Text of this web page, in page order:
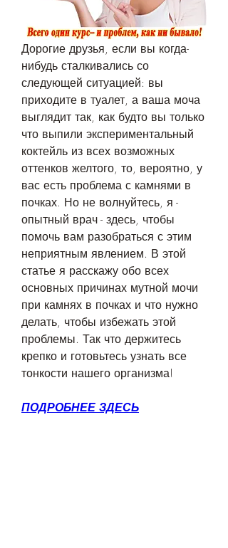
Дорогие друзья, если вы когда-
нибудь сталкивались со
следующей ситуацией: вы
приходите в туалет, а ваша моча
выглядит так, как будто вы только
что выпили экспериментальный
коктейль из всех возможных
оттенков желтого, то, вероятно, у
вас есть проблема с камнями в
почках. Но не волнуйтесь, я -
опытный врач - здесь, чтобы
помочь вам разобраться с этим
неприятным явлением. В этой
статье я расскажу обо всех
основных причинах мутной мочи
при камнях в почках и что нужно
делать, чтобы избежать этой
проблемы. Так что держитесь
крепко и готовьтесь узнать все
тонкости нашего организма!
ПОДРОБНЕЕ ЗДЕСЬ